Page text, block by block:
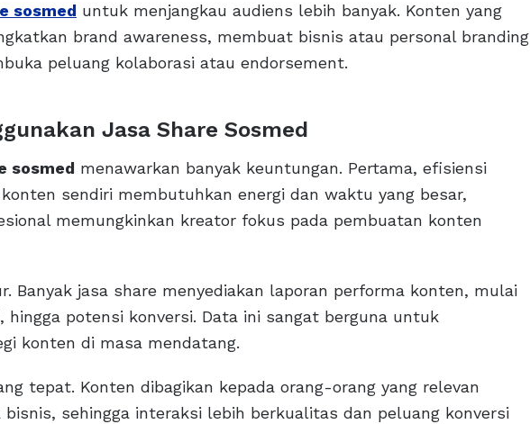
sosmed untuk menjangkau audiens lebih banyak. Konten yang
brand awareness, membuat bisnis atau personal branding
peluang kolaborasi atau endorsement.
Jasa Share Sosmed
sosmed menawarkan banyak keuntungan. Pertama, efisiensi
sendiri membutuhkan energi dan waktu yang besar,
memungkinkan kreator fokus pada pembuatan konten
Banyak jasa share menyediakan laporan performa konten, mulai
hingga potensi konversi. Data ini sangat berguna untuk
konten di masa mendatang.
tepat. Konten dibagikan kepada orang-orang yang relevan
sehingga interaksi lebih berkualitas dan peluang konversi